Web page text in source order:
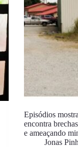
Episódios
encontra
e ameaçando
Jonas